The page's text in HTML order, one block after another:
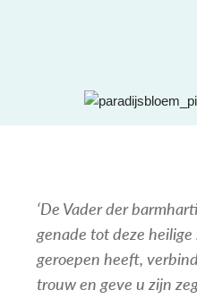
‘De Vader der
genade tot deze
geroepen heeft,
trouw en geve u zijn